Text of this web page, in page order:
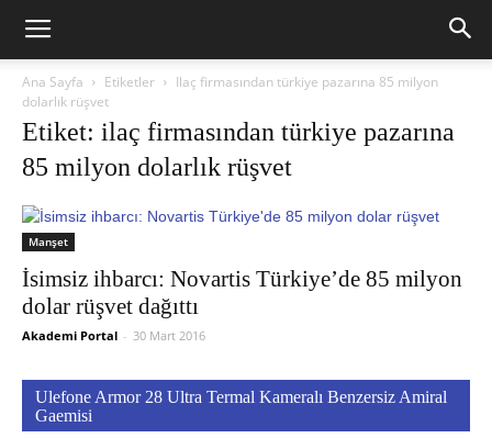
Ana Sayfa Etiketler
Ilaç firmasından türkiye pazarına 85 milyon
dolarlık rüşvet
Etiket: ilaç firmasından türkiye pazarına
85 milyon dolarlık rüşvet
Manşet
İsimsiz ihbarcı: Novartis Türkiye’de 85 milyon
dolar rüşvet dağıttı
Akademi Portal - 30 Mart 2016
Ulefone Armor 28 Ultra Termal Kameralı Benzersiz Amiral
Gaemisi